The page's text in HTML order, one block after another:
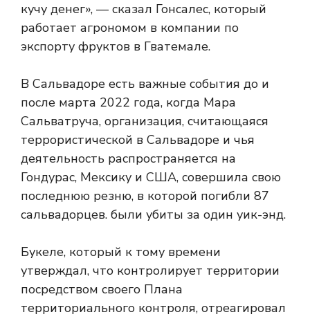
кучу денег», — сказал Гонсалес, который
работает агрономом в компании по
экспорту фруктов в Гватемале.
В Сальвадоре есть важные события до и
после марта 2022 года, когда Мара
Сальватруча, организация, считающаяся
террористической в ​​Сальвадоре и чья
деятельность распространяется на
Гондурас, Мексику и США, совершила свою
последнюю резню, в которой погибли 87
сальвадорцев. были убиты за один уик-энд.
Букеле, который к тому времени
утверждал, что контролирует территории
посредством своего Плана
территориального контроля, отреагировал